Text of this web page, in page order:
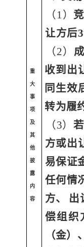
重
大
事
项
及
其
他
披
露
内
容
（ 1）
让方后3
（ 2）
收到出
同生效
转为履
（ 3）
方或出
易保证
任何情
方、
出
偿组织
（金